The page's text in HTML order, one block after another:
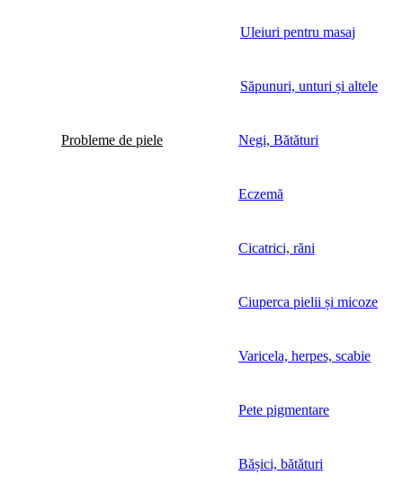
Uleiuri pentru masaj
Săpunuri, unturi și altele
Probleme de piele Negi, Bătături
Eczemă
Cicatrici, răni
Ciuperca pielii și micoze
Varicela, herpes, scabie
Pete pigmentare
Bășici, bătături